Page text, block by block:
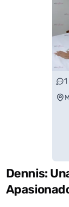
1
Dennis: